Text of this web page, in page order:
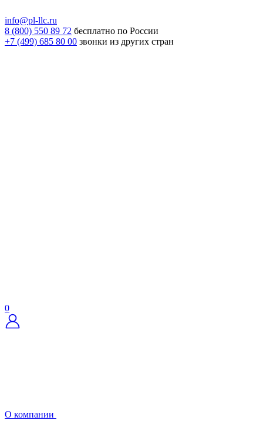
info@pl-llc.ru
8 (800) 550 89 72 бесплатно по России
+7 (499) 685 80 00 звонки из других стран
0
О компании